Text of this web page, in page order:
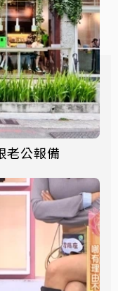
老公報備